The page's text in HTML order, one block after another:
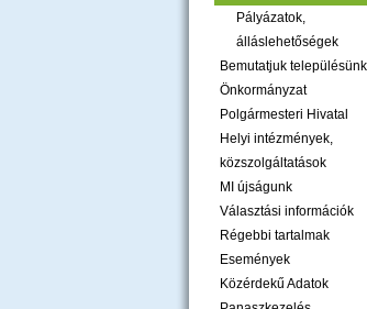
Pályázatok,
álláslehetőségek
Bemutatjuk
Önkormányzat
Polgármesteri Hivatal
Helyi intézmények,
közszolgáltatások
MI újságunk
Választási információk
Régebbi tartalmak
Események
Közérdekű Adatok